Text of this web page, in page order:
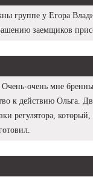
группе у Егора
заемщиков
очень мне
к действию Ольга.
регулятора, который,